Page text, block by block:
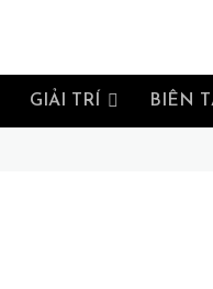
GIẢI TRÍ BIÊN